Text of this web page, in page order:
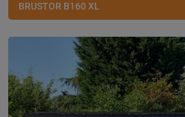
BRUSTOR B160 XL